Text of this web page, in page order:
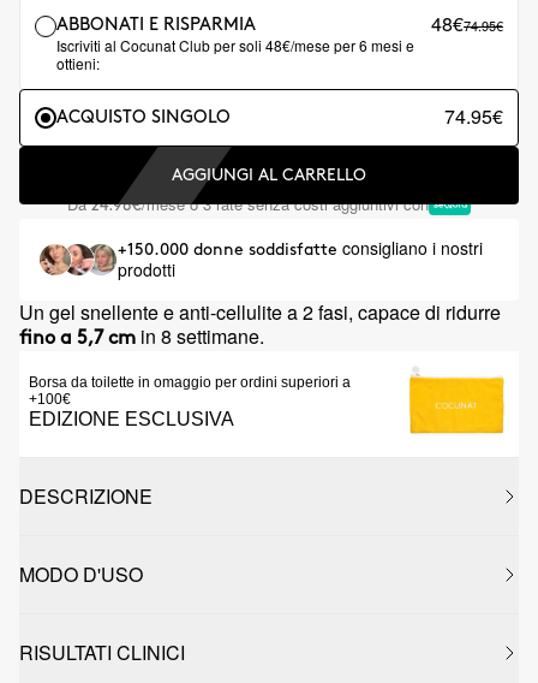
ABBONATI E RISPARMIA
Iscriviti al Cocunat Club per soli 48€/mese per 6 mesi e
ottieni:
48€74.95€
ACQUISTO SINGOLO 74.95€
AGGIUNGI AL CARRELLO
Da24.98€/mese o 3 rate senza costi aggiuntivi con
+150.000 donne soddisfatte consigliano i nostri
prodotti
Un gel snellente e anti-cellulite a 2 fasi, capace di ridurre
fino a 5,7 cm in 8 settimane.
Borsa da toilette in omaggio per ordini superiori a
+100€
EDIZIONE ESCLUSIVA
DESCRIZIONE
MODO D'USO
RISULTATI CLINICI